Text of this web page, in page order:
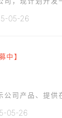
05-26
中】
05-26